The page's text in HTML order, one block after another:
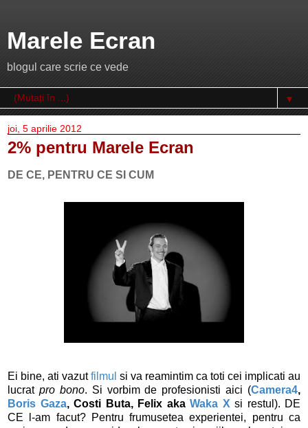
Marele Ecran
blogul care scrie ce vede
▼
joi, 5 aprilie 2012
2% pentru Marele Ecran
DE CE, PENTRU CE SI CUM
Ei bine, ati vazutfilmul si va reamintim ca toti cei implicati au
lucrat pro bono. Si vorbim de profesionisti aici (Camera4,
Boris Gaza, Costi Buta, Felix aka Waka X si restul). DE
CE l-am facut? Pentru frumusetea experientei, pentru ca